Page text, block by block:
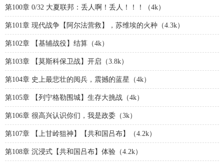
第100章 0/32 大夏联邦：丢人啊！丢人！！！（4k）
第101章 现代战争【阿尔法营救】，苏维埃的火种（4.3k）
第102章 【基辅战役】结算（4k）
第103章 【莫斯科保卫战】开启（3.8k）
第104章 史上最悲壮的阅兵，震撼的蓝星（4k）
第105章 【列宁格勒围城】生存大挑战（4k）
第106章 很高兴认识你们，我是政委（3k）
第107章 【上甘岭狙神】【共和国吕布】（4.2k）
第108章 沉浸式【共和国吕布】体验（4.2k）